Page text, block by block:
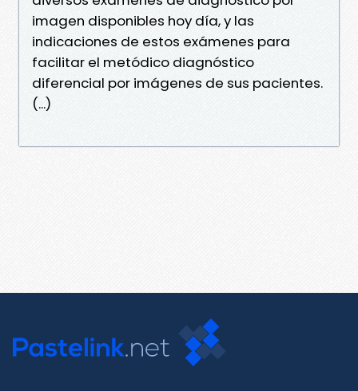
imagen disponibles hoy día, y las
indicaciones de estos exámenes para
facilitar el metódico diagnóstico
diferencial por imágenes de sus pacientes.
(...)